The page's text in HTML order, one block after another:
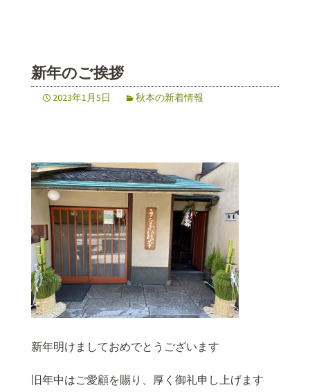
新年のご挨拶
2023年1月5日 秋本の新着情報
新年明けましておめでとうございます
旧年中はご愛顧を賜り、厚く御礼申し上げます